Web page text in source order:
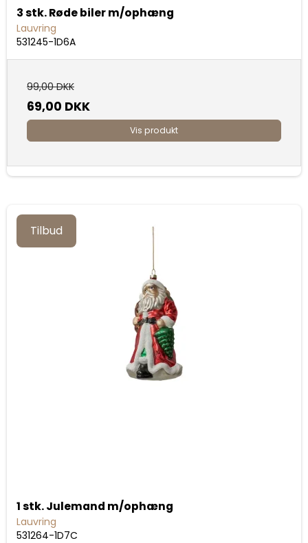
3 stk. Røde biler m/ophæng
Lauvring
531245-1D6A
99,00 DKK
69,00 DKK
Vis produkt
Tilbud
1 stk. Julemand m/ophæng
Lauvring
531264-1D7C